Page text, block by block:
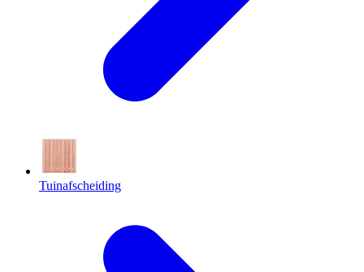
Tuinafscheiding